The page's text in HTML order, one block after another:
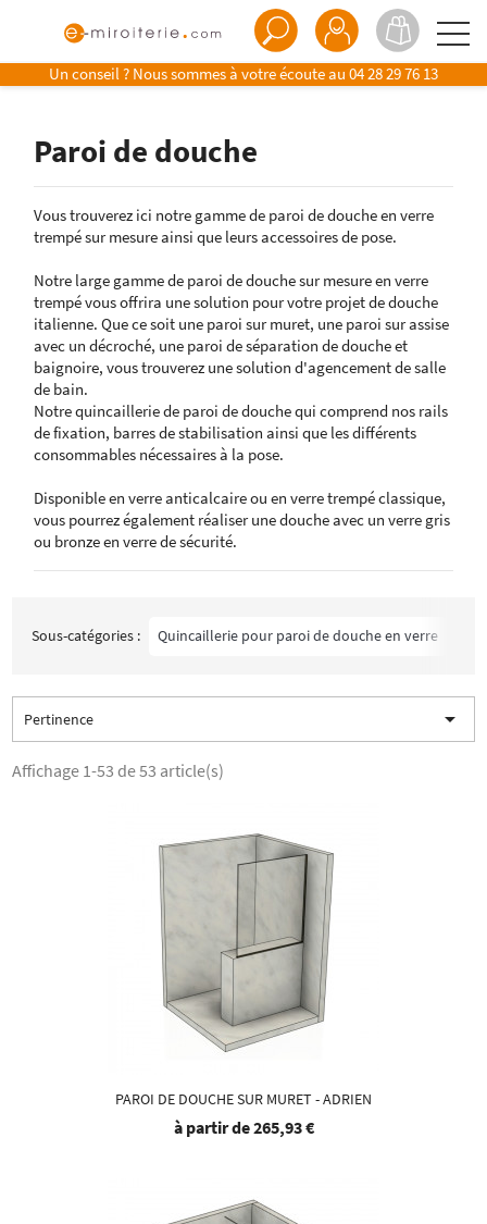
Un conseil ? Nous sommes à votre écoute au 04 28 29 76 13
Paroi de douche
Vous trouverez ici notre gamme de paroi de douche en verre
trempé sur mesure ainsi que leurs accessoires de pose.
Notre large gamme de paroi de douche sur mesure en verre
trempé vous offrira une solution pour votre projet de douche
italienne. Que ce soit une paroi sur muret, une paroi sur assise
avec un décroché, une paroi de séparation de douche et
baignoire, vous trouverez une solution d'agencement de salle
de bain.
Notre quincaillerie de paroi de douche qui comprend nos rails
de fixation, barres de stabilisation ainsi que les différents
consommables nécessaires à la pose.
Disponible en verre anticalcaire ou en verre trempé classique,
vous pourrez également réaliser une douche avec un verre gris
ou bronze en verre de sécurité.
Sous-catégories : Quincaillerie pour paroi de douche en verre
Pertinence 
Affichage 1-53 de 53 article(s)
PAROI DE DOUCHE SUR MURET - ADRIEN
à partir de265,93 €